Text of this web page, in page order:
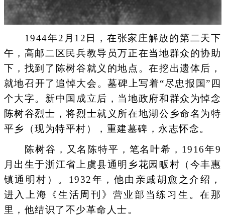
1944年2月12日，在张家庄解放的第二天下
午，高邮二区民兵教导员万正在当地群众的协助
下，找到了陈树谷就义的地点。在挖出遗体后，
就地召开了追悼大会。墓碑上写着“尽忠报国”四
个大字。新中国成立后，当地政府和群众为悼念
陈树谷烈士，将烈士就义所在地湖公乡命名为特
平乡（现为特平村），重建墓碑，永志怀念。
陈树谷，又名陈特平，笔名叶希，1916年9
月出生于浙江省上虞县通明乡花园畈村（今丰惠
镇通明村）。1932年，他由亲戚胡愈之介绍，
进入上海《生活周刊》营业部当练习生。在那
里，他结识了不少革命人士。